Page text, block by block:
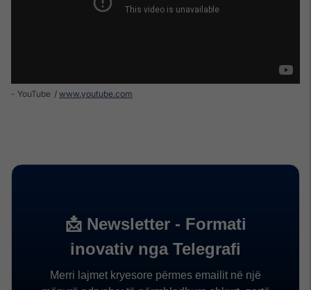
- YouTube www.youtube.com